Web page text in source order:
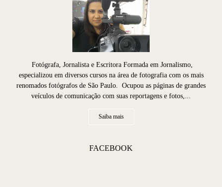
Fotógrafa, Jornalista e Escritora Formada em Jornalismo,
especializou em diversos cursos na área de fotografia com os mais
renomados fotógrafos de São Paulo. Ocupou as páginas de grandes
veículos de comunicação com suas reportagens e fotos,...
Saiba mais
FACEBOOK